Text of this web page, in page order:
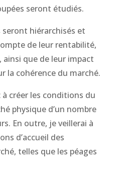
seront étudiés.
hiérarchisés et
de leur rentabilité,
que de leur impact
la cohérence du marché.
à créer les conditions du
physique d’un nombre
En outre, je veillerai à
d’accueil des
telles que les péages